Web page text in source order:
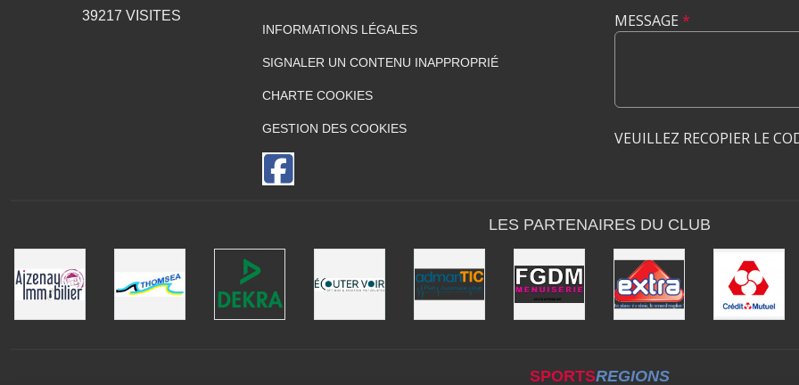
39217 VISITES
INFORMATIONS LÉGALES
SIGNALER UN CONTENU INAPPROPRIÉ
CHARTE COOKIES
GESTION DES COOKIES
MESSAGE *
VEUILLEZ RECOPIER LE
LES PARTENAIRES DU CLUB
SPORTSREGIONS